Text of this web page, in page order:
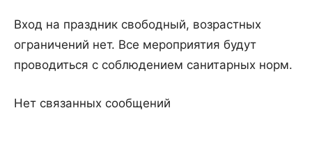
Вход на праздник свободный, возрастных
ограничений нет. Все мероприятия будут
проводиться с соблюдением санитарных норм.
Нет связанных сообщений